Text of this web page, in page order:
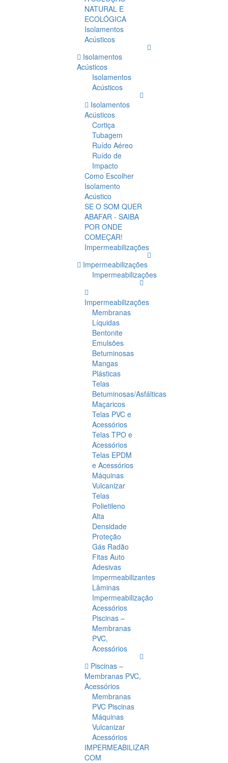
NATURAL E
ECOLÓGICA
Isolamentos
Acústicos
Isolamentos
Acústicos
Isolamentos
Acústicos
Isolamentos
Acústicos
Cortiça
Tubagem
Ruído Aéreo
Ruído de
Impacto
Como Escolher
Isolamento
Acústico
SE O SOM QUER
ABAFAR - SAIBA
POR ONDE
COMEÇAR!
Impermeabilizações
Impermeabilizações
Impermeabilizações
Impermeabilizações
Membranas
Líquidas
Bentonite
Emulsões
Betuminosas
Mangas
Plásticas
Telas
Betuminosas/Asfálticas
Maçaricos
Telas PVC e
Acessórios
Telas TPO e
Acessórios
Telas EPDM
e Acessórios
Máquinas
Vulcanizar
Telas
Polietileno
Alta
Densidade
Proteção
Gás Radão
Fitas Auto
Adesivas
Impermeabilizantes
Lâminas
Impermeabilização
Acessórios
Piscinas –
Membranas
PVC,
Acessórios
Piscinas –
Membranas PVC,
Acessórios
Membranas
PVC Piscinas
Máquinas
Vulcanizar
Acessórios
IMPERMEABILIZAR
COM